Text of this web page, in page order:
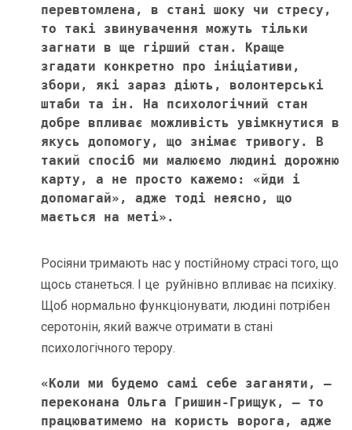
перевтомлена, в стані шоку чи стресу,
то такі звинувачення можуть тільки
загнати в ще гірший стан. Краще
згадати конкретно про ініціативи,
збори, які зараз діють, волонтерські
штаби та ін. На психологічний стан
добре впливає можливість увімкнутися в
якусь допомогу, що знімає тривогу. В
такий спосіб ми малюємо людині дорожню
карту, а не просто кажемо: «йди і
допомагай», адже тоді неясно, що
мається на меті».
Росіяни тримають нас у постійному страсі того, що
щось станеться. І це руйнівно впливає на психіку.
Щоб нормально функціонувати, людині потрібен
серотонін, який важче отримати в стані
психологічного терору.
«Коли ми будемо самі себе заганяти, –
переконана Ольга Гришин-Грищук, – то
працюватимемо на користь ворога, адже